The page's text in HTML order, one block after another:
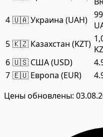
4 🇺🇦 Украина (UAH)
5 🇰🇿 Казахстан (KZT)
6 🇺🇸 США (USD)
7 🇪🇺 Европа (EUR)
Цены обновлены: